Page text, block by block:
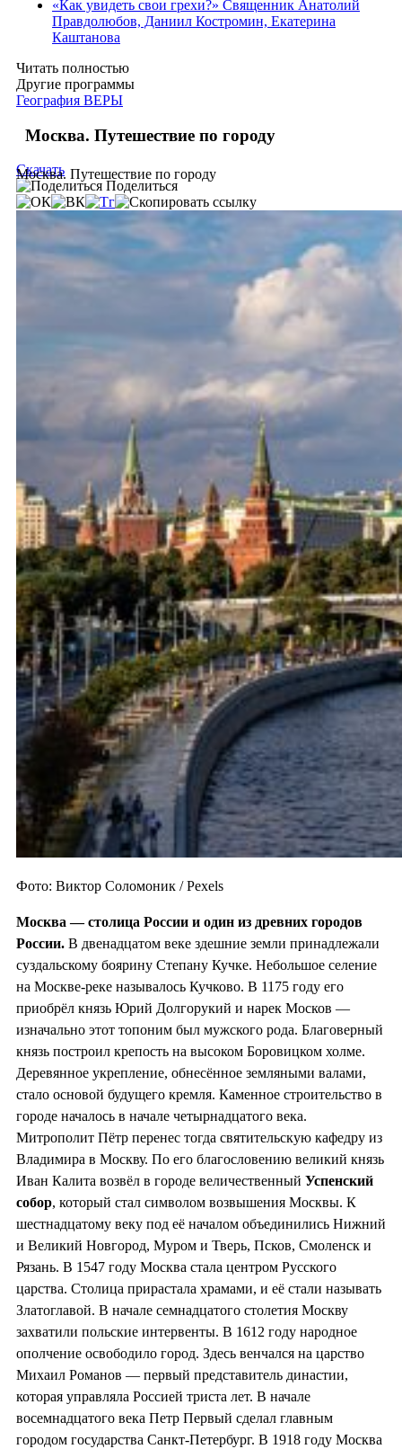
«Как увидеть свои грехи?» Священник Анатолий
Правдолюбов, Даниил Костромин, Екатерина
Каштанова
Читать полностью
Другие программы
География ВЕРЫ
Москва. Путешествие по городу
Москва. Путешествие по городу
Скачать
Поделиться
Фото: Виктор Соломоник / Pexels
Москва — столица России и один из древних городов
России. В двенадцатом веке здешние земли принадлежали
суздальскому боярину Степану Кучке. Небольшое селение
на Москве-реке называлось Кучково. В 1175 году его
приобрёл князь Юрий Долгорукий и нарек Москов —
изначально этот топоним был мужского рода. Благоверный
князь построил крепость на высоком Боровицком холме.
Деревянное укрепление, обнесённое земляными валами,
стало основой будущего кремля. Каменное строительство в
городе началось в начале четырнадцатого века.
Митрополит Пётр перенес тогда святительскую кафедру из
Владимира в Москву. По его благословению великий князь
Иван Калита возвёл в городе величественный Успенский
собор, который стал символом возвышения Москвы. К
шестнадцатому веку под её началом объединились Нижний
и Великий Новгород, Муром и Тверь, Псков, Смоленск и
Рязань. В 1547 году Москва стала центром Русского
царства. Столица прирастала храмами, и её стали называть
Златоглавой. В начале семнадцатого столетия Москву
захватили польские интервенты. В 1612 году народное
ополчение освободило город. Здесь венчался на царство
Михаил Романов — первый представитель династии,
которая управляла Россией триста лет. В начале
восемнадцатого века Петр Первый сделал главным
городом государства Санкт-Петербург. В 1918 году Москва